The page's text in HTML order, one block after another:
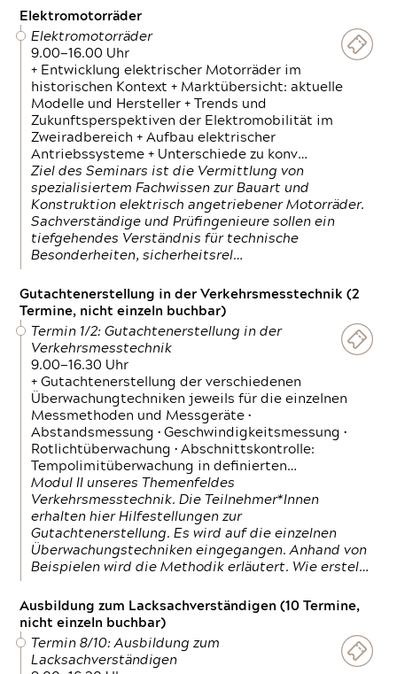
Elektromotorräder
Elektromotorräder
9.00—16.00 Uhr
+ Entwicklung elektrischer Motorräder im
historischen Kontext + Marktübersicht: aktuelle
Modelle und Hersteller + Trends und
Zukunftsperspektiven der Elektromobilität im
Zweiradbereich + Aufbau elektrischer
Antriebssysteme + Unterschiede zu konv…
Ziel des Seminars ist die Vermittlung von
spezialisiertem Fachwissen zur Bauart und
Konstruktion elektrisch angetriebener Motorräder.
Sachverständige und Prüfingenieure sollen ein
tiefgehendes Verständnis für technische
Besonderheiten, sicherheitsrel…
Gutachtenerstellung in der Verkehrsmesstechnik (2
Termine, nicht einzeln buchbar)
Termin 1/2: Gutachtenerstellung in der
Verkehrsmesstechnik
9.00—16.30 Uhr
+ Gutachtenerstellung der verschiedenen
Überwachungtechniken jeweils für die einzelnen
Messmethoden und Messgeräte •
Abstandsmessung • Geschwindigkeitsmessung •
Rotlichtüberwachung • Abschnittskontrolle:
Tempolimitüberwachung in definierten…
Modul II unseres Themenfeldes
Verkehrsmesstechnik. Die Teilnehmer*Innen
erhalten hier Hilfestellungen zur
Gutachtenerstellung. Es wird auf die einzelnen
Überwachungstechniken eingegangen. Anhand von
Beispielen wird die Methodik erläutert. Wie erstel…
Ausbildung zum Lacksachverständigen (10 Termine,
nicht einzeln buchbar)
Termin 8/10: Ausbildung zum
Lacksachverständigen